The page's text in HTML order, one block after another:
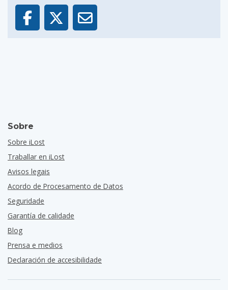
Sobre
Sobre iLost
Traballar en iLost
Avisos legais
Acordo de Procesamento de Datos
Seguridade
Garantía de calidade
Blog
Prensa e medios
Declaración de accesibilidade